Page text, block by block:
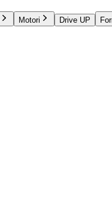
Motori Drive UP